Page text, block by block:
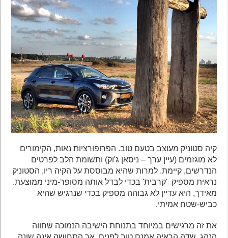
קיה סטוניק מעוצב בטעם טוב. הפרופורציות נאות, הקימורים
לא מוגזמים (עיין ערך – ניסאן ג'וק) ותשומת הלב לפרטים
הנדרשים, קיימת. למרות שהיא מבוססת על הקיה ריו, הסטוניק
נראית מספיק 'קרבית' בכדי לבדל אותה מסופר-מיני ממוצעת.
מאידך, היא עדיין לא גבוהה מספיק בכדי שנרגיש שהיא
כביש-שטח אמיתי.
את זה מרגישים במיוחד בתנוחת הישיבה הנמוכה שחווה